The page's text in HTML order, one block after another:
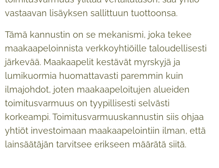
vastaavan lisäyksen sallittuun tuottoonsa.
Tämä kannustin on se mekanismi, joka tekee
maakaapeloinnista verkkoyhtiöille taloudellisesti
järkevää. Maakaapelit kestävät myrskyjä ja
lumikuormia huomattavasti paremmin kuin
ilmajohdot, joten maakaapeloitujen alueiden
toimitusvarmuus on tyypillisesti selvästi
korkeampi. Toimitusvarmuuskannustin siis ohjaa
yhtiöt investoimaan maakaapelointiin ilman, että
lainsäätäjän tarvitsee erikseen määrätä siitä.